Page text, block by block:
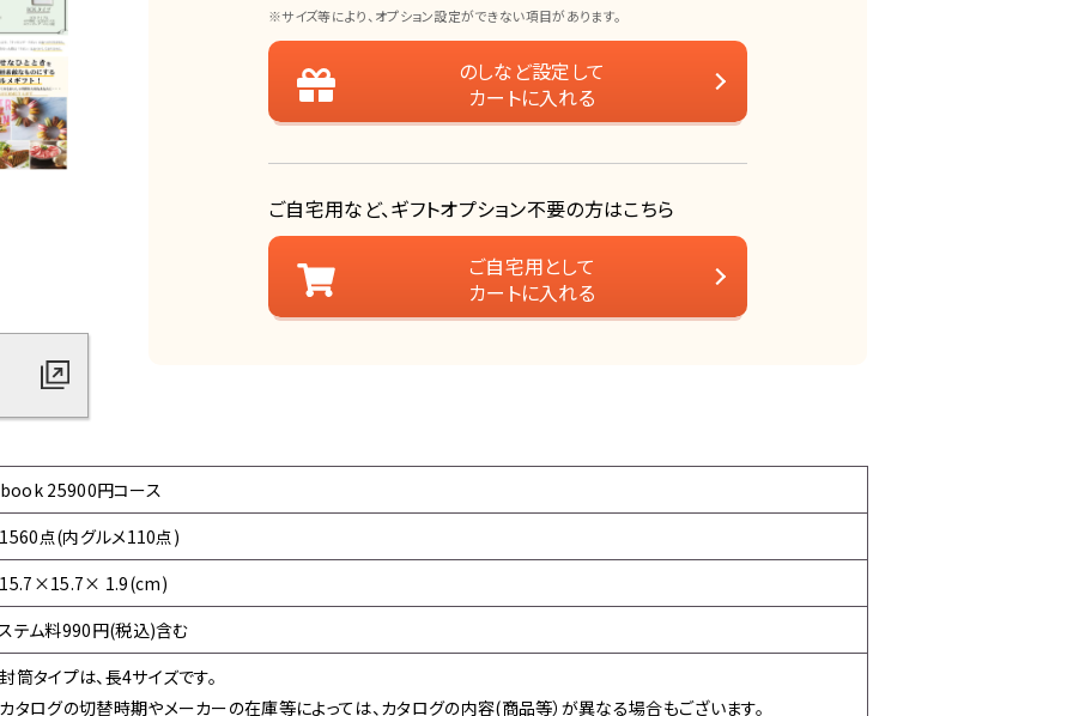
※サイズ等により、オプション設定ができない項目があります。
のしなど設定して
カートに入れる
ご自宅用など、ギフトオプション不要の方はこちら
ご自宅用として
カートに入れる
25900円コース
点(内グルメ110点)
1.9(cm)
テム料990円(税込)含む
筒タイプは、長4サイズです。
タログの切替時期やメーカーの在庫等によっては、カタログの内容(商品等）が異なる場合もございます。